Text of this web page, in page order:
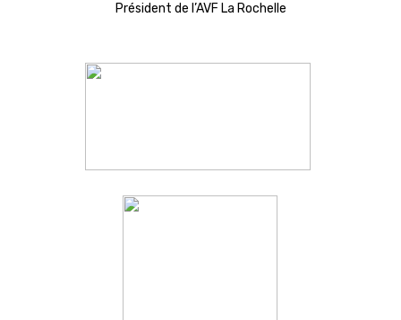
Président de l’AVF La Rochelle